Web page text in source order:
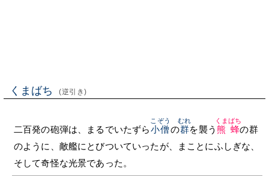
くまばち (逆引き)
二百発の砲弾は、まるでいたずら小僧
こぞう
の群
むれ
を襲う 熊蜂
くまばち
の群
のように、敵艦にとびついていったが、まことにふしぎな、
そして奇怪な光景であった。